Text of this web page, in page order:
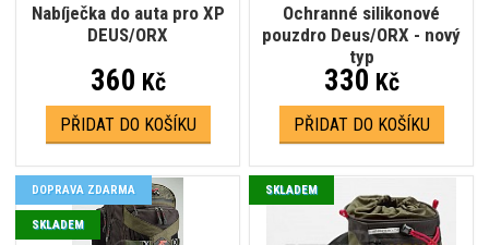
Nabíječka do auta pro XP
DEUS/ORX
360 Kč
PŘIDAT DO KOŠÍKU
Ochranné silikonové
pouzdro Deus/ORX - nový
typ
330 Kč
PŘIDAT DO KOŠÍKU
DOPRAVA ZDARMA
SKLADEM
SKLADEM